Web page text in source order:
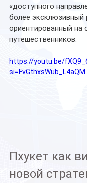
«доступного
более эксклюзивный
ориентированный на
путешественников.
https://youtu.be/
si=FvGthxsWub_L4aQM
Пхукет как
новой